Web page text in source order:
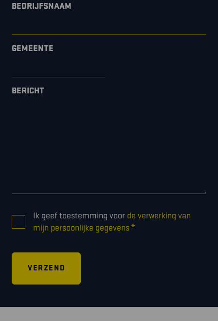
BEDRIJFSNAAM
GEMEENTE
BERICHT
* Ik geef toestemming voor de verwerking van
mijn persoonlijke gegevens*